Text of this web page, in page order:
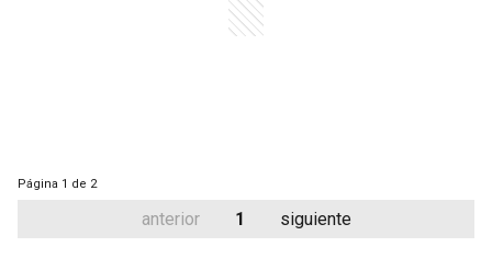
Página 1 de 2
anterior 1 siguiente